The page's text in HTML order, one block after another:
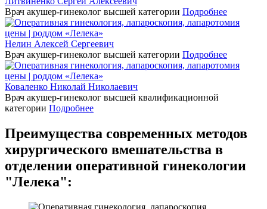
Врач акушер-гинеколог высшей категории Подробнее
Нелин Алексей Сергеевич
Врач акушер-гинеколог высшей категории Подробнее
Коваленко Николай Николаевич
Врач акушер-гинеколог высшей квалификационной
категории Подробнее
Преимущества современных методов
хирургического вмешательства в
отделении оперативной гинекологии
"Лелека":